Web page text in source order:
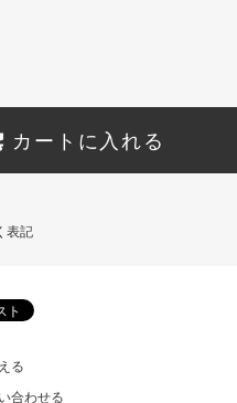
カートに入れる
表記
る
合わせる